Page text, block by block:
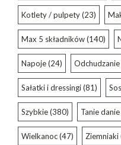
Kotlety / pulpety(23)
Max 5 składników(140)
Napoje(24) Odchudzanie
Sałatki i dressingi(81)
Szybkie(380) Tanie danie
Wielkanoc(47) Ziemniaki